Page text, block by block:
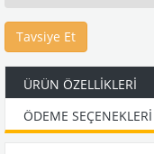
Tavsiye Et
ÜRÜN ÖZELLIKLERI
ÖDEME SEÇENEKLERI